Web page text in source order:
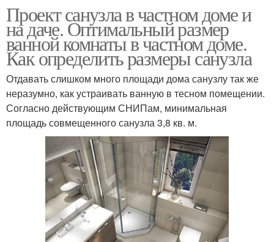
Проект санузла в частном доме и
на даче. Оптимальный размер
ванной комнаты в частном доме.
Как определить размеры санузла
Отдавать слишком много площади дома санузлу так же
неразумно, как устраивать ванную в тесном помещении.
Согласно действующим СНИПам, минимальная
площадь совмещенного санузла 3,8 кв. м.